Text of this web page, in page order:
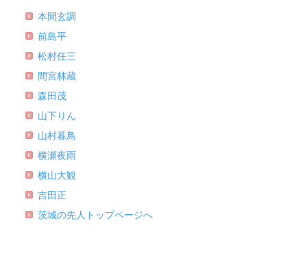
本間玄調
前島平
松村任三
間宮林蔵
森田茂
山下りん
山村暮鳥
横瀬夜雨
横山大観
吉田正
茨城の先人トップページへ